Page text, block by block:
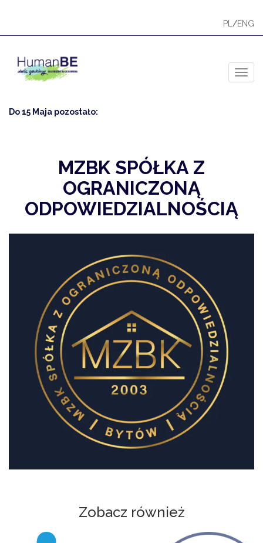
PL /ENG
Do 15 Maja pozostało:
MZBK SPÓŁKA Z
OGRANICZONĄ
ODPOWIEDZIALNOŚCIĄ
Zobacz również